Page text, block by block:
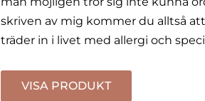
skriven av mig kommer du alltså
träder in i livet med allergi och
VISA PRODUKT